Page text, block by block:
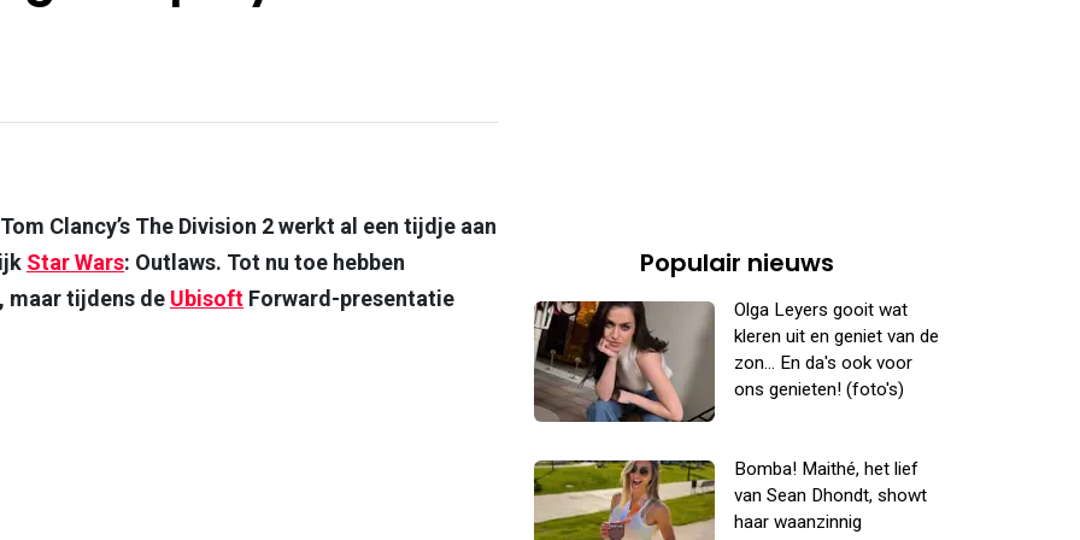
Clancy’s The Division 2 werkt al een tijdje aan
Star Wars: Outlaws. Tot nu toe hebben
maar tijdens de Ubisoft Forward-presentatie
Populair nieuws
Olga Leyers gooit wat
kleren uit en geniet van de
zon... En da's ook voor
ons genieten! (foto's)
Bomba! Maithé, het lief
van Sean Dhondt, showt
haar waanzinnig